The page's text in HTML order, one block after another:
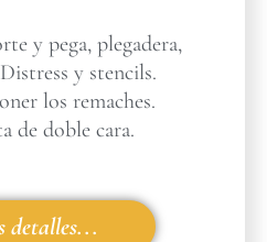
y pega, plegadera,
y stencils.
los remaches.
de doble cara.
detalles...